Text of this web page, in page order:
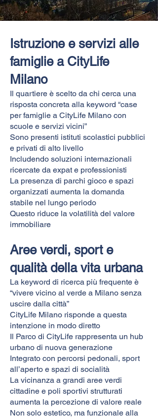
Istruzione e servizi alle
famiglie a CityLife
Milano
Il quartiere è scelto da chi cerca una
risposta concreta alla keyword “case
per famiglie a CityLife Milano con
scuole e servizi vicini”
Sono presenti istituti scolastici pubblici
e privati di alto livello
Includendo soluzioni internazionali
ricercate da expat e professionisti
La presenza di parchi gioco e spazi
organizzati aumenta la domanda
stabile nel lungo periodo
Questo riduce la volatilità del valore
immobiliare
Aree verdi, sport e
qualità della vita urbana
La keyword di ricerca più frequente è
“vivere vicino al verde a Milano senza
uscire dalla città”
CityLife Milano risponde a questa
intenzione in modo diretto
Il Parco di CityLife rappresenta un hub
urbano di nuova generazione
Integrato con percorsi pedonali, sport
all’aperto e spazi di socialità
La vicinanza a grandi aree verdi
cittadine e poli sportivi strutturati
aumenta la percezione di valore reale
Non solo estetico, ma funzionale alla